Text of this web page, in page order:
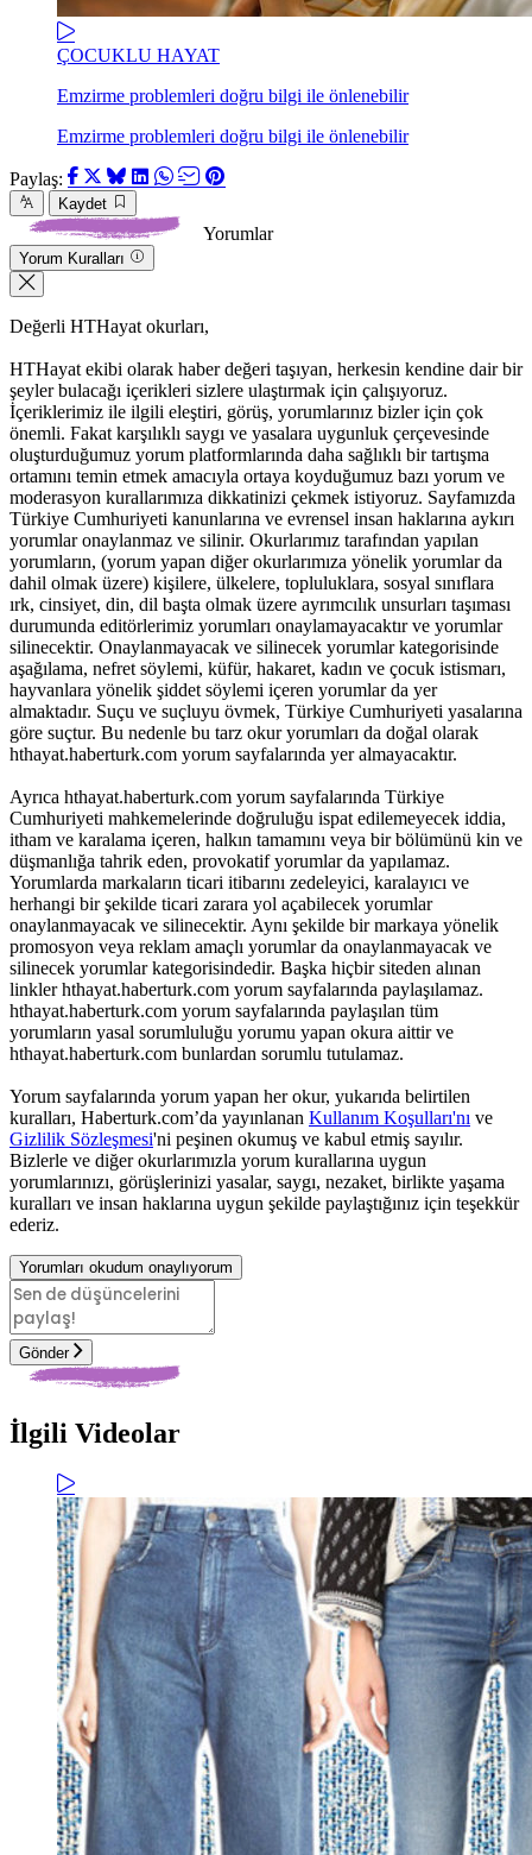
ÇOCUKLU HAYAT
Emzirme problemleri doğru bilgi ile önlenebilir
Emzirme problemleri doğru bilgi ile önlenebilir
Paylaş:
Kaydet
Yorumlar
Yorum Kuralları
Değerli HTHayat okurları,
HTHayat ekibi olarak haber değeri taşıyan, herkesin kendine dair bir
şeyler bulacağı içerikleri sizlere ulaştırmak için çalışıyoruz.
İçeriklerimiz ile ilgili eleştiri, görüş, yorumlarınız bizler için çok
önemli. Fakat karşılıklı saygı ve yasalara uygunluk çerçevesinde
oluşturduğumuz yorum platformlarında daha sağlıklı bir tartışma
ortamını temin etmek amacıyla ortaya koyduğumuz bazı yorum ve
moderasyon kurallarımıza dikkatinizi çekmek istiyoruz. Sayfamızda
Türkiye Cumhuriyeti kanunlarına ve evrensel insan haklarına aykırı
yorumlar onaylanmaz ve silinir. Okurlarımız tarafından yapılan
yorumların, (yorum yapan diğer okurlarımıza yönelik yorumlar da
dahil olmak üzere) kişilere, ülkelere, topluluklara, sosyal sınıflara
ırk, cinsiyet, din, dil başta olmak üzere ayrımcılık unsurları taşıması
durumunda editörlerimiz yorumları onaylamayacaktır ve yorumlar
silinecektir. Onaylanmayacak ve silinecek yorumlar kategorisinde
aşağılama, nefret söylemi, küfür, hakaret, kadın ve çocuk istismarı,
hayvanlara yönelik şiddet söylemi içeren yorumlar da yer
almaktadır. Suçu ve suçluyu övmek, Türkiye Cumhuriyeti yasalarına
göre suçtur. Bu nedenle bu tarz okur yorumları da doğal olarak
hthayat.haberturk.com yorum sayfalarında yer almayacaktır.
Ayrıca hthayat.haberturk.com yorum sayfalarında Türkiye
Cumhuriyeti mahkemelerinde doğruluğu ispat edilemeyecek iddia,
itham ve karalama içeren, halkın tamamını veya bir bölümünü kin ve
düşmanlığa tahrik eden, provokatif yorumlar da yapılamaz.
Yorumlarda markaların ticari itibarını zedeleyici, karalayıcı ve
herhangi bir şekilde ticari zarara yol açabilecek yorumlar
onaylanmayacak ve silinecektir. Aynı şekilde bir markaya yönelik
promosyon veya reklam amaçlı yorumlar da onaylanmayacak ve
silinecek yorumlar kategorisindedir. Başka hiçbir siteden alınan
linkler hthayat.haberturk.com yorum sayfalarında paylaşılamaz.
hthayat.haberturk.com yorum sayfalarında paylaşılan tüm
yorumların yasal sorumluluğu yorumu yapan okura aittir ve
hthayat.haberturk.com bunlardan sorumlu tutulamaz.
Yorum sayfalarında yorum yapan her okur, yukarıda belirtilen
kuralları, Haberturk.com’da yayınlanan Kullanım Koşulları'nı ve
Gizlilik Sözleşmesi'ni peşinen okumuş ve kabul etmiş sayılır.
Bizlerle ve diğer okurlarımızla yorum kurallarına uygun
yorumlarınızı, görüşlerinizi yasalar, saygı, nezaket, birlikte yaşama
kuralları ve insan haklarına uygun şekilde paylaştığınız için teşekkür
ederiz.
Yorumları okudum onaylıyorum
Gönder
İlgili Videolar